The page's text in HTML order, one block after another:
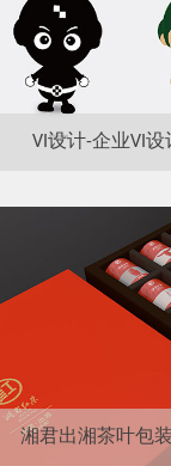
VI设计-企业VI设
湘君出湘茶叶包